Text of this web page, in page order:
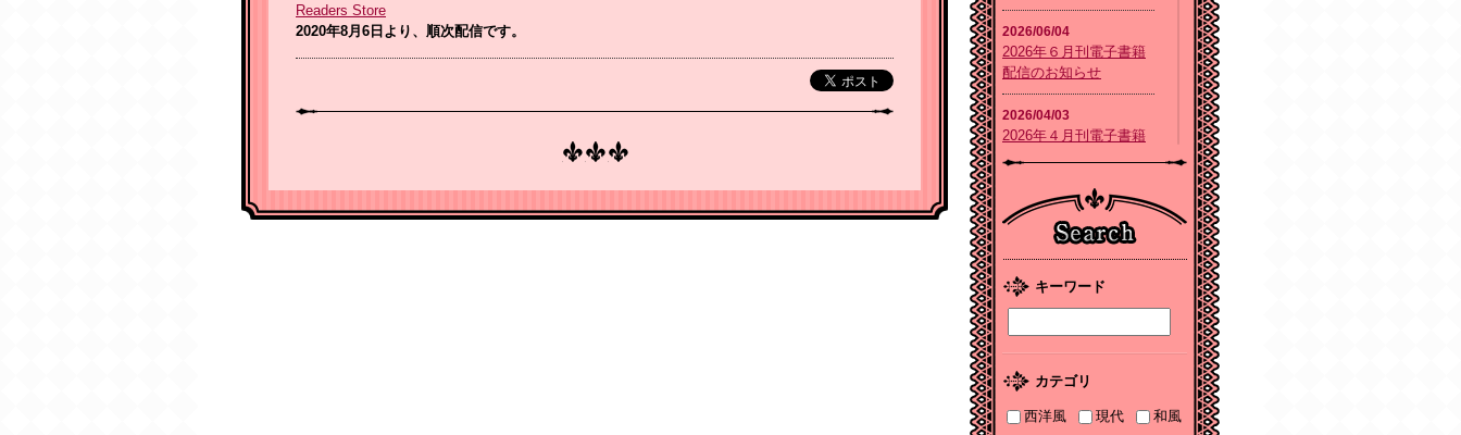
Readers Store
2020年8月6日より、順次配信です。
2026/06/04
2026年６月刊電子書籍
配信のお知らせ
2026/04/03
2026年４月刊電子書籍
配信のお知らせ
2026/02/05
2026年２月刊電子書籍
配信のお知らせ
2026/01/08
2025年12月刊電子書籍
配信のお知らせ
キーワード
カテゴリ
西洋風 現代
和風